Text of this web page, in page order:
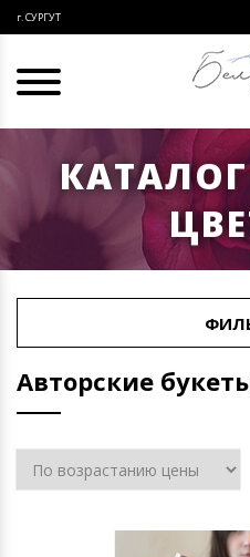
г. СУРГУТ
Авторские